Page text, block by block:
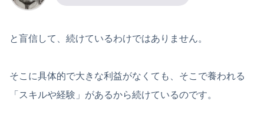
と盲信して、続けているわけではありません。
そこに具体的で大きな利益がなくても、そこで養われる
「スキルや経験」があるから続けているのです。